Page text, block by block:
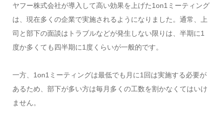
ヤフー株式会社が導入して高い効果を上げた1on1ミーティング
は、現在多くの企業で実施されるようになりました。通常、上
司と部下の面談はトラブルなどが発生しない限りは、半期に1
度か多くても四半期に1度くらいが一般的です。
一方、1on1ミーティングは最低でも月に1回は実施する必要が
あるため、部下が多い方は毎月多くの工数を割かなくてはいけ
ません。